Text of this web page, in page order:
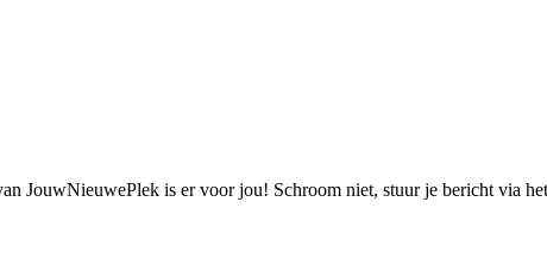
JouwNieuwePlek is er voor jou! Schroom niet, stuur je bericht via